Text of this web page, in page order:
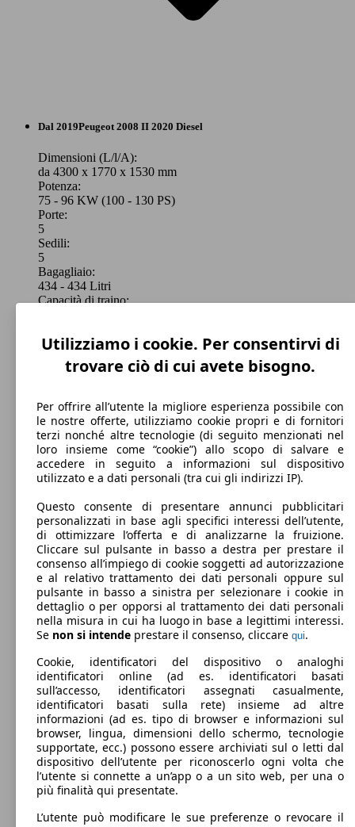
Benzina
Model Version
2008 1.2 puretech Active s&s 100cv
(100 PS)
2008 1.2 puretech Allure s&s 100cv
75 KW
(100 PS)
96 KW
(130 PS)
2008 1.2 puretech GT s&s 130cv eat8
96 KW
(130 PS)
Station wagon
Benzina
Model Version
75 KW
2008 1.2 puretech Active Pack s&s 130cv
96 KW
(130 PS)
Ø
l/
2008 1.2 puretech Active Pack s&s 130cv eat8
96 KW
(130 PS)
Ø
2008 1.2 puretech Active s&s 100cv
75 KW
(100 PS)
Ø
l/
Dal 2019Peugeot 2008 II 2020 Diesel
Dimensioni (L/l/A):
da 4300 x 1770 x 1530 mm
Potenza:
75 - 96 KW (100 - 130 PS)
Porte:
5
Sedili:
5
Bagagliaio:
434 - 434 Litri
Capacità di traino:
Station wagon
Diesel
Model Version
Dal 2019Peugeot 2008 II 2020 Elettrica
Dimensioni (L/l/A):
da 4300 x 1770 x 1530 mm
Potenza:
57 KW (77 PS)
Porte:
5
Sedili:
Bagagliaio:
Utilizziamo i cookie. Per consentirvi di
trovare ciò di cui avete bisogno.
Per offrire all’utente la migliore esperienza possibile con
le nostre offerte, utilizziamo cookie propri e di fornitori
terzi nonché altre tecnologie (di seguito menzionati nel
loro insieme come “cookie”) allo scopo di salvare e
accedere in seguito a informazioni sul dispositivo
utilizzato e a dati personali (tra cui gli indirizzi IP).
Questo consente di presentare annunci pubblicitari
personalizzati in base agli specifici interessi dell’utente,
di ottimizzare l’offerta e di analizzarne la fruizione.
Cliccare sul pulsante in basso a destra per prestare il
consenso all’impiego di cookie soggetti ad autorizzazione
e al relativo trattamento dei dati personali oppure sul
pulsante in basso a sinistra per selezionare i cookie in
dettaglio o per opporsi al trattamento dei dati personali
nella misura in cui ha luogo in base a legittimi interessi.
Se non si intende prestare il consenso, cliccare qui.
Cookie, identificatori del dispositivo o analoghi
identificatori online (ad es. identificatori basati
sull’accesso, identificatori assegnati casualmente,
identificatori basati sulla rete) insieme ad altre
informazioni (ad es. tipo di browser e informazioni sul
browser, lingua, dimensioni dello schermo, tecnologie
supportate, ecc.) possono essere archiviati sul o letti dal
dispositivo dell’utente per riconoscerlo ogni volta che
l’utente si connette a un’app o a un sito web, per una o
più finalità qui presentate.
L’utente può modificare le sue preferenze o revocare il